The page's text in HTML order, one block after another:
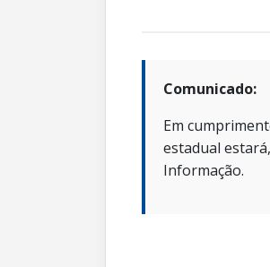
Comunicado:
Em
estadual
Informação.